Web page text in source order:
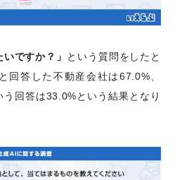
ですか？」
という質問をしたと
回答した不動産会社は67.0%、
う回答は33.0%という結果となり